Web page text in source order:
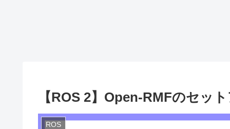
【ROS 2】Open-RMFのセッ
ROS